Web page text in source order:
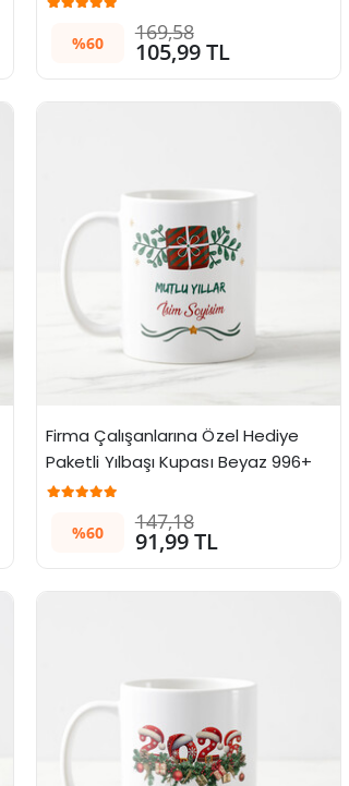
%60 169,58
105,99 TL
Firma Çalışanlarına Özel Hediye
Paketli Yılbaşı Kupası Beyaz 996+
Adet
%60 147,18
91,99 TL